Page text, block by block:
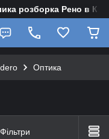
розборка Рено в
Оптика
Фільтри